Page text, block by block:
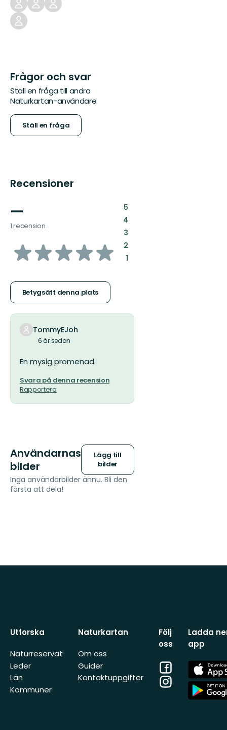
Frågor och svar
Ställ en fråga till andra
Naturkartan-användare.
Ställ en fråga
Recensioner
—
1 recension
av
stjärnor
Betygsätt denna plats
5:
4:
3:
2:
1:
TommyEJoh
6 år sedan
En mysig promenad.
Svara på denna recension
Rapportera
Användarnas
bilder
Lägg till
bilder
Inga användarbilder ännu. Bli den
första att dela!
Utforska
Naturreservat
Leder
Län
Kommuner
Naturkartan
Om oss
Guider
Kontaktuppgifter
Följ
oss
Facebook
Instagram
Ladda
app
App
Store
App
Store